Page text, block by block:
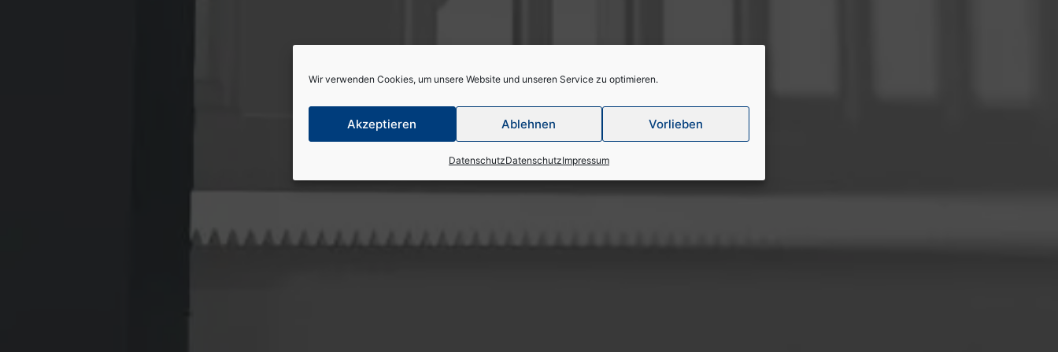
Wir verwenden Cookies, um unsere Website und unseren Service zu optimieren.
Akzeptieren Ablehnen Vorlieben
DatenschutzDatenschutzImpressum